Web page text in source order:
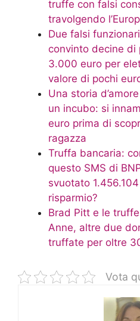
truffe con falsi
travolgendo
Due falsi
convinto decine di
3.000 euro per
valore di pochi
Una storia
un incubo: si
euro prima di
ragazza
Truffa bancaria:
questo SMS di
svuotato
risparmio?
Brad Pitt e le
Anne, altre due
truffate per oltre
Vota